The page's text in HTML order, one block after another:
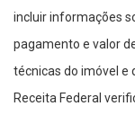
incluir informações
pagamento e valor
técnicas do imóvel e
Receita Federal